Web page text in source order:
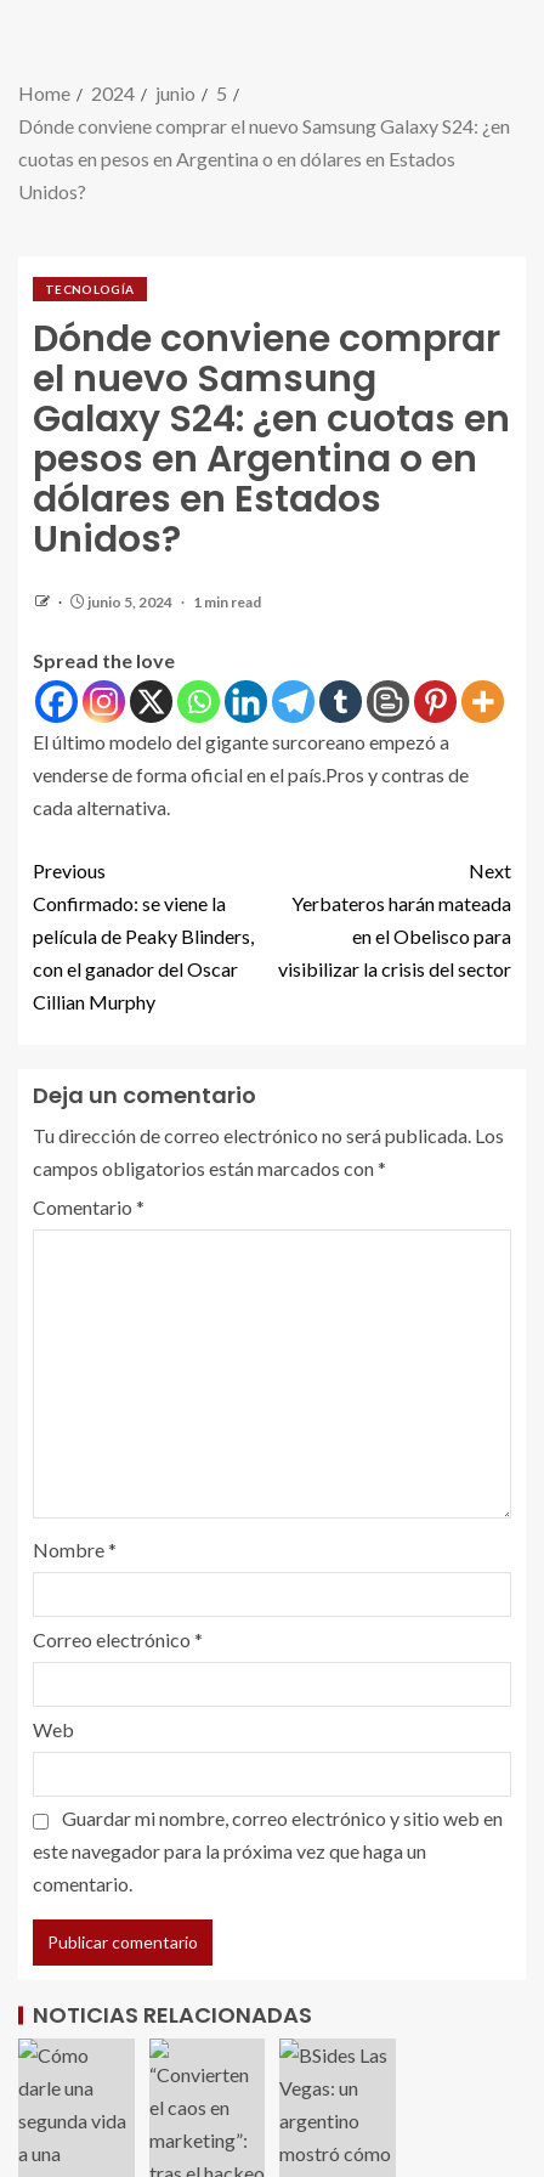
Home 2024 junio
5
Dónde conviene comprar el nuevo Samsung Galaxy S24: ¿en
cuotas en pesos en Argentina o en dólares en Estados
Unidos?
TECNOLOGÍA
Dónde conviene comprar
el nuevo Samsung
Galaxy S24: ¿en cuotas en
pesos en Argentina o en
dólares en Estados
Unidos?
junio 5, 2024 1 min read
Spread the love
El último modelo del gigante surcoreano empezó a
venderse de forma oficial en el país.Pros y contras de
cada alternativa.
Previous
Confirmado: se viene la
película de Peaky Blinders,
con el ganador del Oscar
Cillian Murphy
Next
Yerbateros harán mateada
en el Obelisco para
visibilizar la crisis del sector
Deja un comentario
Tu dirección de correo electrónico no será publicada. Los
campos obligatorios están marcados con*
Comentario *
Nombre*
Correo electrónico *
Web
Guardar mi nombre, correo electrónico y sitio web en
este navegador para la próxima vez que haga un
comentario.
NOTICIAS RELACIONADAS